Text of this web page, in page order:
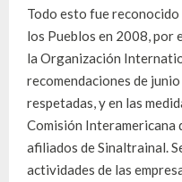
Todo esto fue
los Pueblos en 2008, por
la Organización
recomendaciones de
respetadas, y en las
Comisión Interamericana
afiliados de Sinaltrainal.
actividades de las